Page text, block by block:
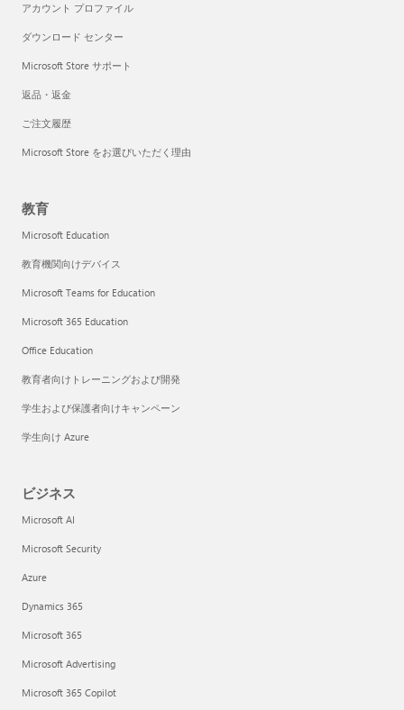
アカウント プロファイル
ダウンロード センター
Microsoft Store サポート
返品・返金
ご注文履歴
Microsoft Store をお選びいただく理由
教育
Microsoft Education
教育機関向けデバイス
Microsoft Teams for Education
Microsoft 365 Education
Office Education
教育者向けトレーニングおよび開発
学生および保護者向けキャンペーン
学生向け Azure
ビジネス
Microsoft AI
Microsoft Security
Azure
Dynamics 365
Microsoft 365
Microsoft Advertising
Microsoft 365 Copilot